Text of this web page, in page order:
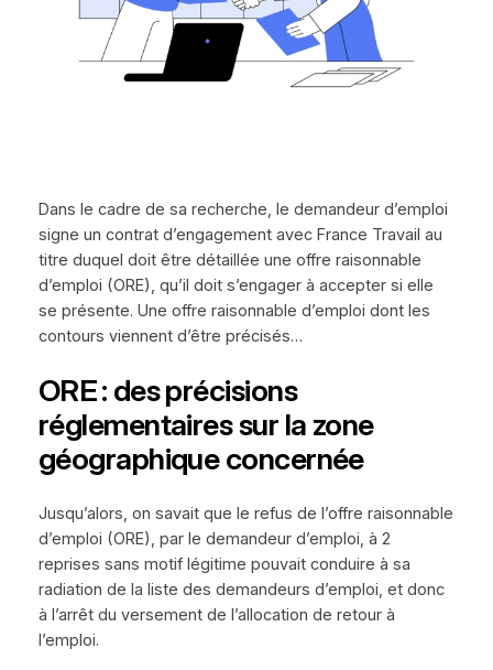
Dans le cadre de sa recherche, le demandeur d’emploi
signe un contrat d’engagement avec France Travail au
titre duquel doit être détaillée une offre raisonnable
d’emploi (ORE), qu’il doit s’engager à accepter si elle
se présente. Une offre raisonnable d’emploi dont les
contours viennent d’être précisés…
ORE : des précisions
réglementaires sur la zone
géographique concernée
Jusqu’alors, on savait que le refus de l’offre raisonnable
d’emploi (ORE), par le demandeur d’emploi, à 2
reprises sans motif légitime pouvait conduire à sa
radiation de la liste des demandeurs d’emploi, et donc
à l’arrêt du versement de l’allocation de retour à
l’emploi.